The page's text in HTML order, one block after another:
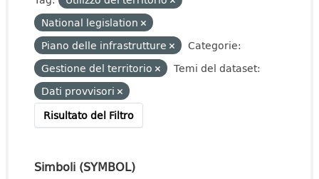
National legislation
Piano delle infrastrutture
Categorie:
Gestione del territorio
Temi del dataset:
Dati provvisori
Risultato del Filtro
Simboli (SYMBOL)